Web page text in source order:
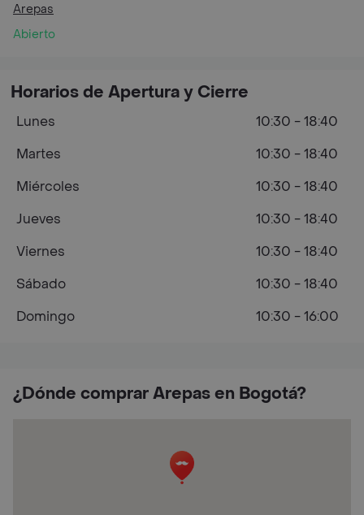
Arepas
Abierto
¿Dónde comprar Arepas en Bogotá?
Horarios de Apertura y Cierre
Lunes
10:30 - 18:40
Martes
10:30 - 18:40
Miércoles
10:30 - 18:40
Jueves
10:30 - 18:40
Viernes
10:30 - 18:40
Sábado
10:30 - 18:40
Domingo
10:30 - 16:00